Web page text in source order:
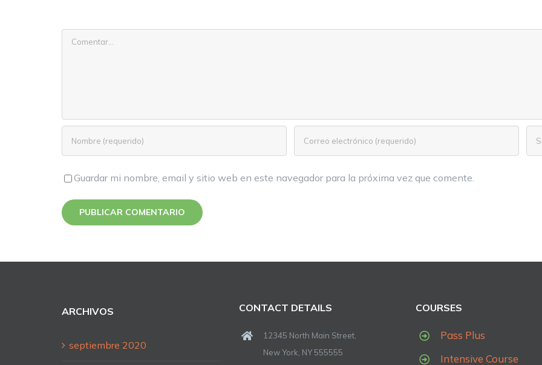
Comentar
Guardar mi nombre, email y sitio web en este navegador para la próxima vez que comente.
ARCHIVOS
septiembre 2020
CONTACT DETAILS
12345 North Main Street,
New York, NY 555555
COURSES
Pass Plus
Intensive Course